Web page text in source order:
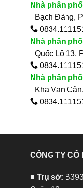
Nhà phân
Bạch Đàng,
Nhà phân
Quốc Lộ 13,
Nhà phân
Kha Vạn
CÔNG TY CỔ
■ Trụ sở: